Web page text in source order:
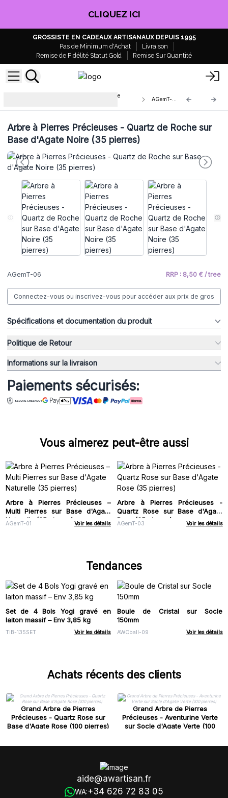
CLIQUEZ ICI
GROSSISTE EN CADEAUX ARTISANAUX DEPUIS 1995
Pas de Minimum d'Achat
Livraison
Remise de Fidélité Statut Gold
Remise Sur Quantité
Arbre à Pierres Précieuses sur Base
AGemT-06
Arbre à Pierres Précieuses - Quartz de Roche sur
Base d'Agate Noire (35 pierres)
AGemT-06 RRP : 8,50 € / tree
Connectez-vous ou inscrivez-vous pour accéder aux prix de gros
Spécifications et documentation du produit
Politique de Retour
Informations sur la livraison
Paiements sécurisés:
Vous aimerez peut-être aussi
Arbre à Pierres Précieuses –
Multi Pierres sur Base d'Agate
Naturelle (35 pierres)
AGemT-01 Voir les détails
Arbre à Pierres Précieuses -
Quartz Rose sur Base d'Agate
Rose (35 pierres)
AGemT-03 Voir les détails
Tendances
Set de 4 Bols Yogi gravé en
laiton massif – Env 3,85 kg
TIB-135SET Voir les détails
Boule de Cristal sur Socle
150mm
AWCball-09 Voir les détails
Achats récents des clients
Grand Arbre de Pierres
Précieuses - Quartz Rose sur
Base d'Agate Rose (100 pierres)
Grand Arbre de Pierres
Précieuses - Aventurine Verte
sur Socle d'Agate Verte (100
aide@awartisan.fr
WA:+34 626 72 83 05